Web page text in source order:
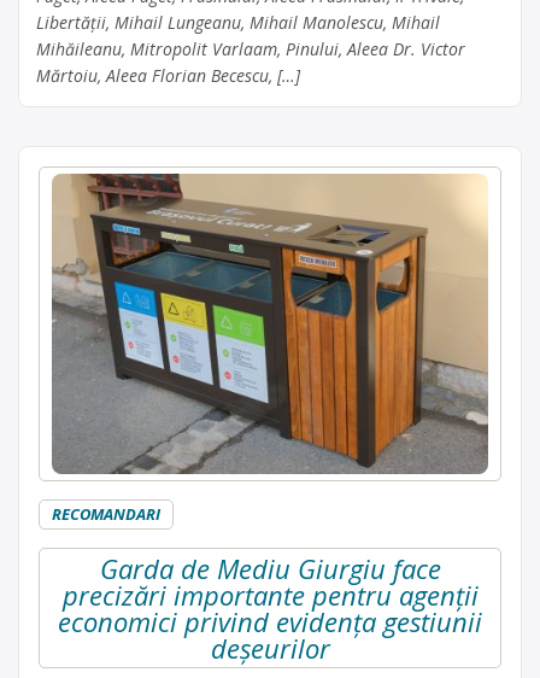
Libertății, Mihail Lungeanu, Mihail Manolescu, Mihail
Mihăileanu, Mitropolit Varlaam, Pinului, Aleea Dr. Victor
Mărtoiu, Aleea Florian Becescu, […]
RECOMANDARI
Garda de Mediu Giurgiu face
precizări importante pentru agenții
economici privind evidenţa gestiunii
deşeurilor